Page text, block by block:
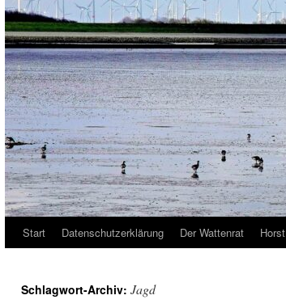
Start Datenschutzerklärung Der Wattenrat
Schlagwort-Archiv: Jagd